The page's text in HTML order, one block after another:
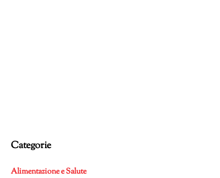
Categorie
Alimentazione e Salute